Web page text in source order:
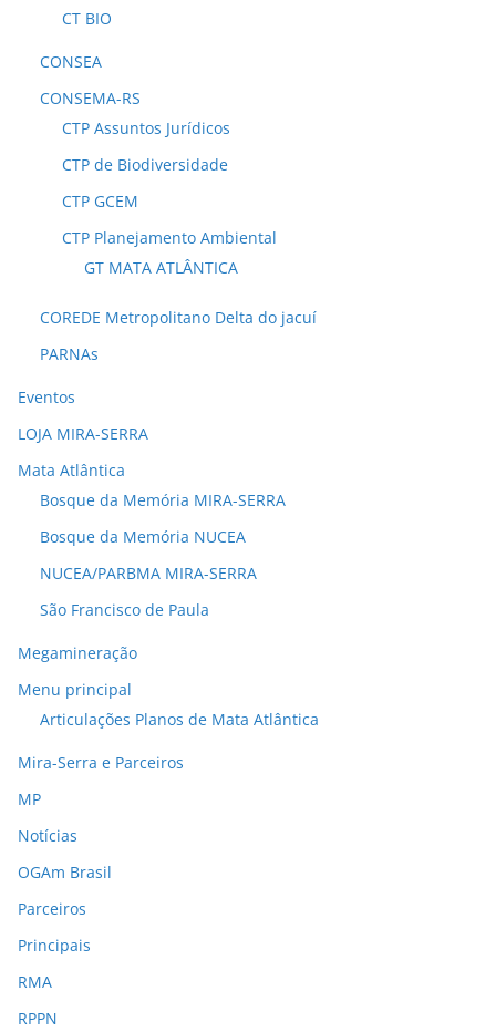
CT BIO
CONSEA
CONSEMA-RS
CTP Assuntos Jurídicos
CTP de Biodiversidade
CTP GCEM
CTP Planejamento Ambiental
GT MATA ATLÂNTICA
COREDE Metropolitano Delta do jacuí
PARNAs
Eventos
LOJA MIRA-SERRA
Mata Atlântica
Bosque da Memória MIRA-SERRA
Bosque da Memória NUCEA
NUCEA/PARBMA MIRA-SERRA
São Francisco de Paula
Megamineração
Menu principal
Articulações Planos de Mata Atlântica
Mira-Serra e Parceiros
MP
Notícias
OGAm Brasil
Parceiros
Principais
RMA
RPPN